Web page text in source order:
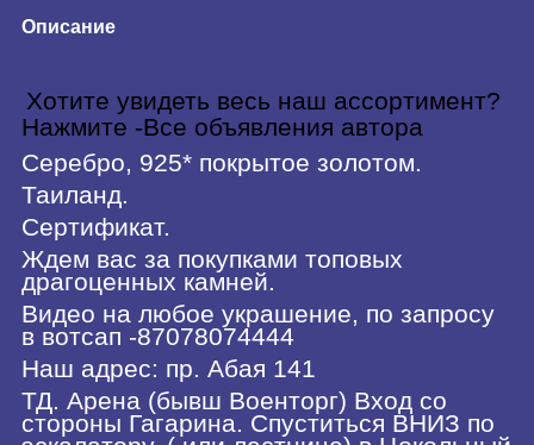
Описание
Хотите увидеть весь наш ассортимент?
Нажмите -Все объявления автора
Серебро, 925* покрытое золотом.
Таиланд.
Сертификат.
Ждем вас за покупками топовых
драгоценных камней.
Видео на любое украшение, по запросу
в вотсап -87078074444
Наш адрес: пр. Абая 141
ТД. Арена (бывш Военторг) Вход со
стороны Гагарина. Спуститься ВНИЗ по